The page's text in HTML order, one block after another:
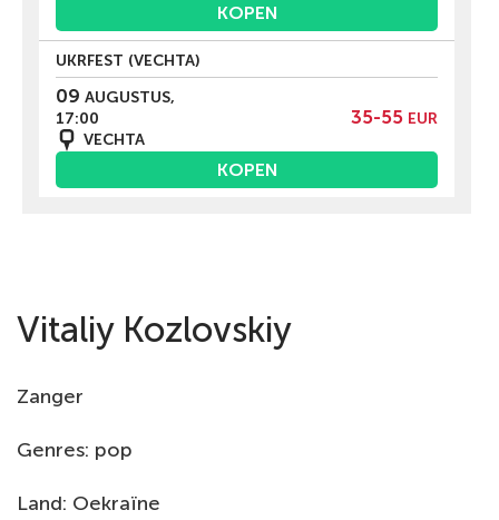
KOPEN
UKRFEST (VECHTA)
09 AUGUSTUS,
17:00
VECHTA
35-55 EUR
KOPEN
Vitaliy Kozlovskiy
Zanger
Genres: pop
Land: Oekraïne